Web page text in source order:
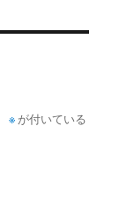
※ が付いている